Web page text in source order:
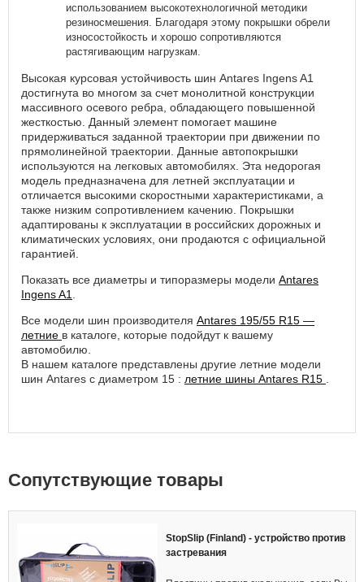
использованием высокотехнологичной методики
резиносмешения. Благодаря этому покрышки обрели
износостойкость и хорошо сопротивляются
растягивающим нагрузкам.
Высокая курсовая устойчивость шин Antares Ingens A1
достигнута во многом за счет монолитной конструкции
массивного осевого ребра, обладающего повышенной
жесткостью. Данный элемент помогает машине
придерживаться заданной траектории при движении по
прямолинейной траектории. Данные автопокрышки
используются на легковых автомобилях. Эта недорогая
модель предназначена для летней эксплуатации и
отличается высокими скоростными характеристиками, а
также низким сопротивлением качению. Покрышки
адаптированы к эксплуатации в российских дорожных и
климатических условиях, они продаются с официальной
гарантией.
Показать все диаметры и типоразмеры модели Antares
Ingens A1
Все модели шин производителя Antares 195/55 R15 —
летние в каталоге, которые подойдут к вашему
автомобилю.
В нашем каталоге представлены другие летние модели
шин Antares с диаметром 15 : летние шины Antares R15
Cопутствующие товары
StopSlip (Finland) - устройство против
застревания